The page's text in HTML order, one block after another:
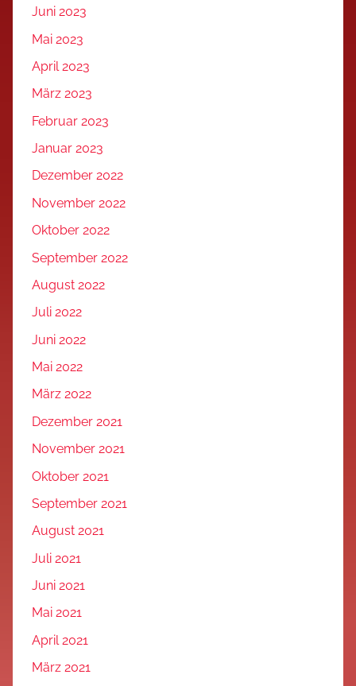
Juni 2023
Mai 2023
April 2023
März 2023
Februar 2023
Januar 2023
Dezember 2022
November 2022
Oktober 2022
September 2022
August 2022
Juli 2022
Juni 2022
Mai 2022
März 2022
Dezember 2021
November 2021
Oktober 2021
September 2021
August 2021
Juli 2021
Juni 2021
Mai 2021
April 2021
März 2021